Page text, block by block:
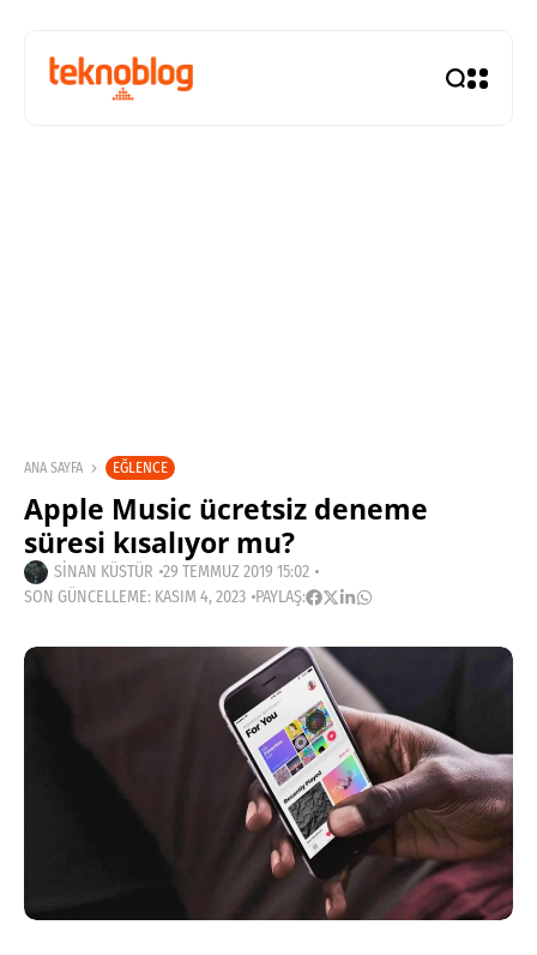
ANA SAYFA EĞLENCE
Apple Music ücretsiz deneme
süresi kısalıyor mu?
SINAN KÜSTÜR 29 TEMMUZ 2019 15:02
SON GÜNCELLEME: KASIM 4, 2023 PAYLAŞ: